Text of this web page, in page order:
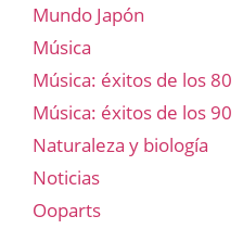
Mundo Japón
Música
Música: éxitos de los 80
Música: éxitos de los 90
Naturaleza y biología
Noticias
Ooparts